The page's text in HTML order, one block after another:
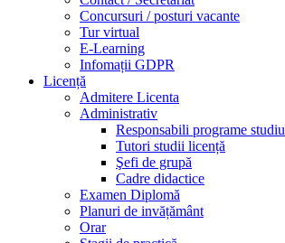
Concursuri / posturi vacante
Tur virtual
E-Learning
Infomații GDPR
Licență
Admitere Licenta
Administrativ
Responsabili programe studiu
Tutori studii licență
Şefi de grupă
Cadre didactice
Examen Diplomă
Planuri de invățământ
Orar